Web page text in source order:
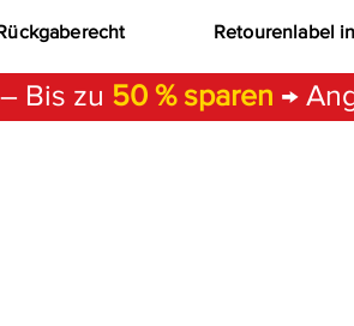
Retourenlabel
– Bis zu 50 % sparen →